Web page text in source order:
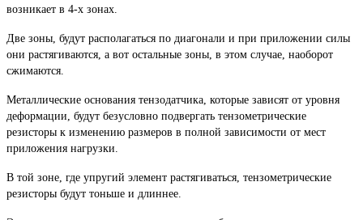
возникает в 4-х зонах.
Две зоны, будут располагаться по диагонали и при приложении силы
они растягиваются, а вот остальные зоны, в этом случае, наоборот
сжимаются.
Металлические основания тензодатчика, которые зависят от уровня
деформации, будут безусловно подвергать тензометрические
резисторы к изменению размеров в полной зависимости от мест
приложения нагрузки.
В той зоне, где упругий элемент растягиваться, тензометрические
резисторы будут тоньше и длиннее.